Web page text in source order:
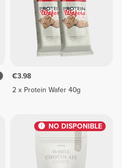
€3.98
2 x Protein Wafer 40g
NO DISPONIBLE